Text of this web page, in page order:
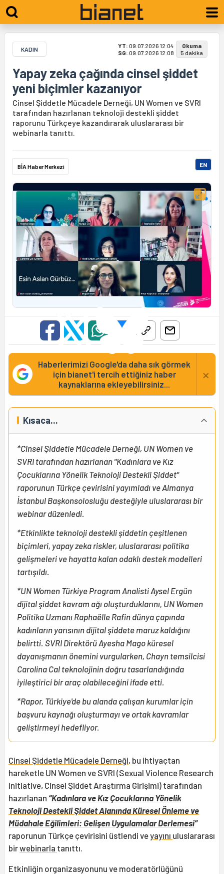
KADIN YT: 09.07.2026 12:04
SG: 09.07.2026 12:08
Okuma
5 dakika
Yapay zeka çağında cinsel şiddet
yeni biçimler kazanıyor
Cinsel Şiddetle Mücadele Derneği, UN Women ve SVRI
tarafından hazırlanan teknoloji destekli şiddet
raporunu Türkçeye kazandırarak uluslararası bir
webinarla tanıttı.
BİA Haber Merkezi EN
Haberlerimizi Google'da daha sık görmek
için bianet'i tercih ettiğiniz haber
kaynaklarına ekleyebilirsiniz...
×
Kısaca...
*Cinsel Şiddetle Mücadele Derneği, UN Women ve
SVRI tarafından hazırlanan "Kadınlara ve Kız
Çocuklarına Yönelik Teknoloji Destekli Şiddet"
raporunun Türkçe çevirisini yayımladı ve Almanya
İstanbul Başkonsolosluğu desteğiyle uluslararası bir
webinar düzenledi.
*Etkinlikte teknoloji destekli şiddetin çeşitlenen
biçimleri, yapay zeka riskler, uluslararası politika
gelişmeleri ve hayatta kalan odaklı destek modelleri
tartışıldı.
*UN Women Türkiye Program Analisti Aysel Ergün
dijital şiddet kavram ağı oluşturduklarını, UN Women
Politika Uzmanı Raphaëlle Rafin dünya çapında
kadınların yarısının dijital şiddete maruz kaldığını
belirtti. SVRI Direktörü Ayesha Mago küresel
dayanışmanın önemini vurgularken, Chayn temsilcisi
Carolina Cal teknolojinin doğru tasarlandığında
iyileştirici bir araç olabileceğini ifade etti.
*Rapor, Türkiye'de bu alanda çalışan kurumlar için
başvuru kaynağı oluşturmayı ve ortak kavramlar
geliştirmeyi hedefliyor.
Cinsel Şiddetle Mücadele Derneği, bu ihtiyaçtan
hareketle UN Women ve SVRI (Sexual Violence Research
Initiative, Cinsel Şiddet Araştırma Girişimi) tarafından
hazırlanan “Kadınlara ve Kız Çocuklarına Yönelik
Teknoloji Destekli Şiddet Alanında Küresel Önleme ve
Müdahale Eğilimleri: Gelişen Uygulamalar Derlemesi”
raporunun Türkçe çevirisini üstlendi veyayını uluslararası
birwebinarla tanıttı.
Etkinliğin organizasyonunu ve moderatörlüğünü